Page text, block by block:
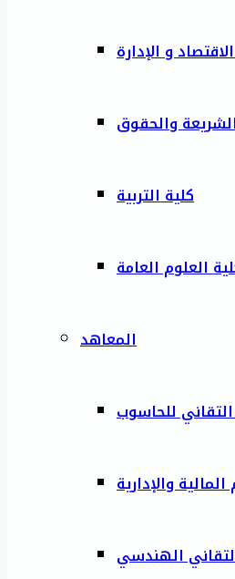
و الإدارة
والحقوق
كلية التربية
العلوم العامة
المعاهد
للحاسوب
والإدارية
الهندسي